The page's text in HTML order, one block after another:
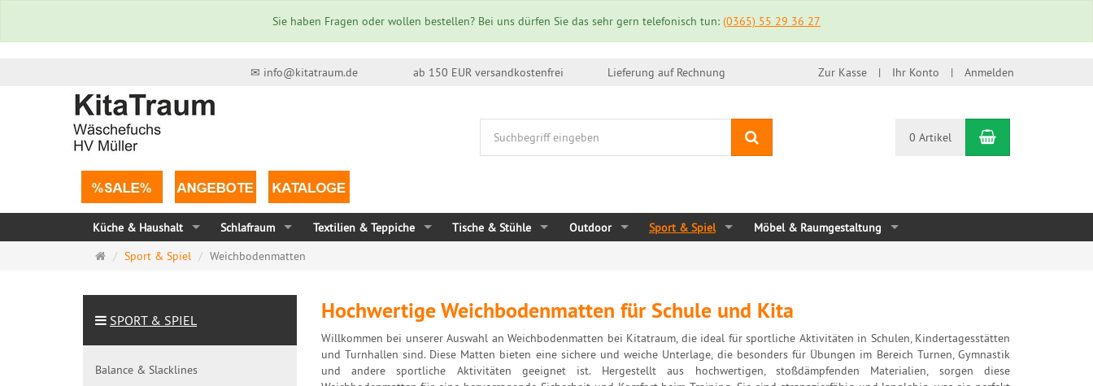
Sie haben Fragen oder wollen bestellen? Bei uns dürfen Sie das sehr gern telefonisch tun: (0365) 55 29 36 27
✉ info@kitatraum.de ab 150 EUR versandkostenfrei Lieferung auf Rechnung Zur Kasse Ihr Konto Anmelden
0 Artikel Warenkorb
Küche & Haushalt Schlafraum Textilien & Teppiche Tische & Stühle Outdoor Sport & Spiel
Möbel & Raumgestaltung
Startseite
Sport & Spiel Weichbodenmatten
Hochwertige Weichbodenmatten für Schule und Kita
Willkommen bei unserer Auswahl an Weichbodenmatten bei Kitatraum, die ideal für sportliche Aktivitäten in Schulen, Kindertagesstätten
und Turnhallen sind. Diese Matten bieten eine sichere und weiche Unterlage, die besonders für Übungen im Bereich Turnen, Gymnastik
und andere sportliche Aktivitäten geeignet ist. Hergestellt aus hochwertigen, stoßdämpfenden Materialien, sorgen diese
SPORT & SPIEL
Balance & Slacklines